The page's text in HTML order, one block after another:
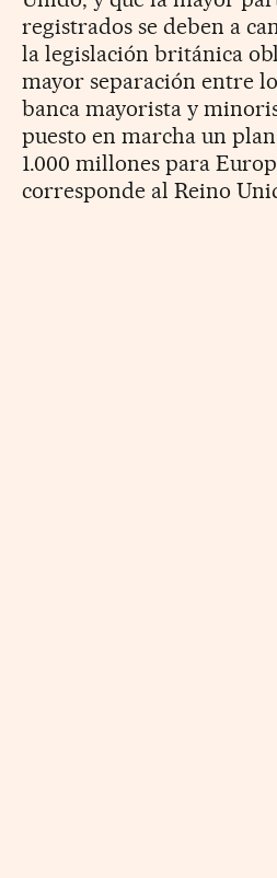
registrados se deben a
la legislación británica
mayor separación entre
banca mayorista y
puesto en marcha un
1.000 millones para
corresponde al Reino